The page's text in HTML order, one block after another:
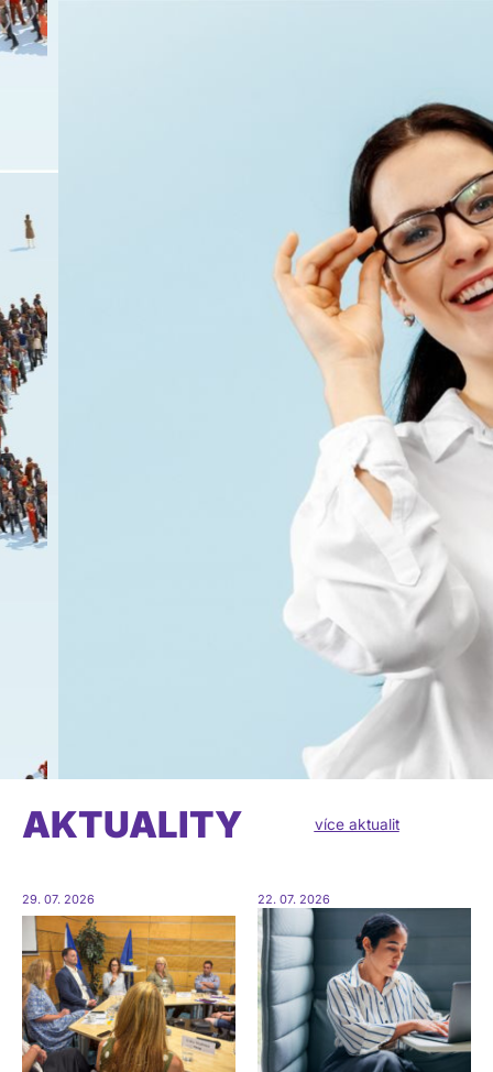
AKTUALITY více aktualit
29. 07. 2026 22. 07. 2026